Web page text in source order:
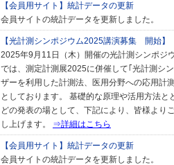
【会員用サイト】統計データの更新
会員サイトの統計データを更新しました。
【光計測シンポジウム2025講演募集 開始】
2025年9月11日（木）開催の光計測シンポ
では、測定計測展2025に併催して｢光計測シ
ザーを利用した計測法、医用分野への応用計
としております。 基礎的な原理や活用方法
どの発表の場として、下記により、皆様より
し上げます。 ⇒詳細はこちら
【会員用サイト】統計データの更新
会員サイトの統計データを更新しました。